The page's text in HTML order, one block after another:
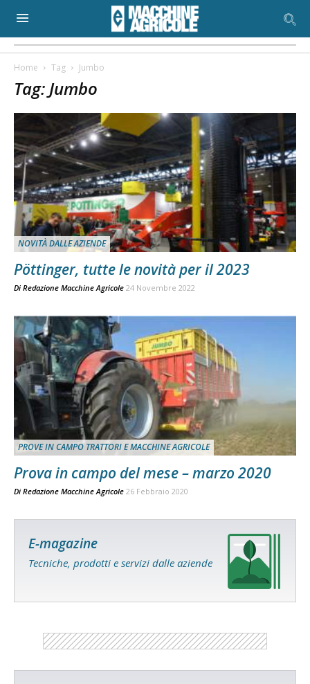
Home Tag Jumbo
Tag: Jumbo
NOVITÀ DALLE AZIENDE
Pöttinger, tutte le novità per il 2023
Di Redazione Macchine Agricole 24 Novembre 2022
PROVE IN CAMPO TRATTORI E MACCHINE AGRICOLE
Prova in campo del mese – marzo 2020
Di Redazione Macchine Agricole 26 Febbraio 2020
E-magazine
Tecniche, prodotti e servizi dalle aziende